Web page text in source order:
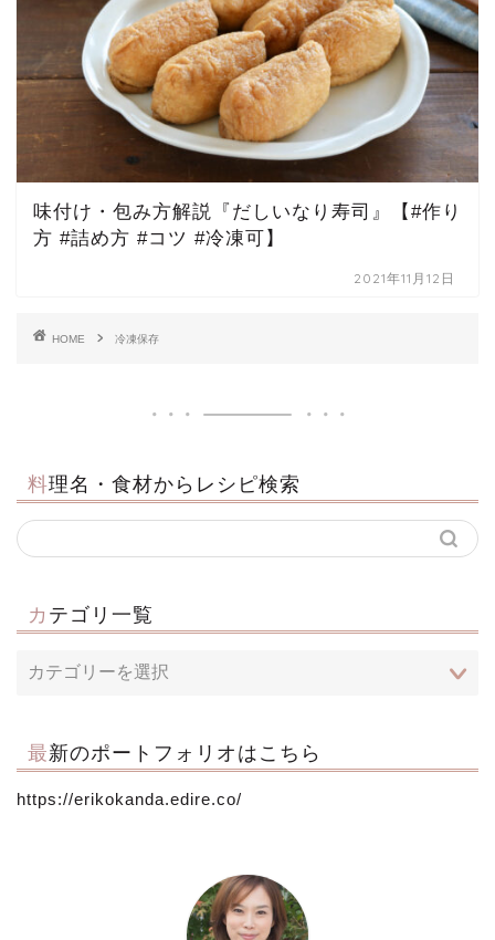
味付け・包み方解説『だしいなり寿司』【#作り
方 #詰め方 #コツ #冷凍可】
2021年11月12日
HOME 冷凍保存
料理名・食材からレシピ検索
カテゴリ一覧
最新のポートフォリオはこちら
https://erikokanda.edire.co/